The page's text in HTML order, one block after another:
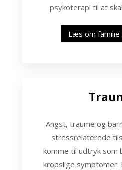
psykoterapi til at
Læs om
Angst, traume og
stres­s­re­la­te­re­de
komme til udtryk som
kropslige symptomer.